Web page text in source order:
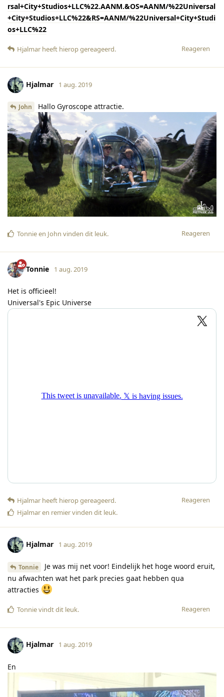
rsal+City+Studios+LLC%22.AANM.&OS=AANM/%22Universal
+City+Studios+LLC%22&RS=AANM/%22Universal+City+Studi
os+LLC%22
Reageren
Hjalmar heeft hierop gereageerd.
Hjalmar 1 aug. 2019
John Hallo Gyroscope attractie.
Reageren
Tonnieen John vinden dit leuk.
Tonnie 1 aug. 2019
Het is officieel!
Universal's Epic Universe
Reageren
Hjalmar heeft hierop gereageerd.
Hjalmaren remiervinden dit leuk.
Hjalmar 1 aug. 2019
Tonnie
Je was mij net voor! Eindelijk het hoge woord eruit,
nu afwachten wat het park precies gaat hebben qua
attracties
Reageren
Tonnievindt dit leuk.
Hjalmar 1 aug. 2019
En